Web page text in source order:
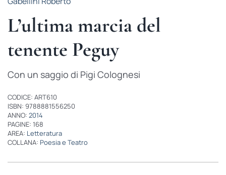
L’ultima marcia del
tenente Peguy
Con un saggio di Pigi Colognesi
CODICE: ART610
ISBN: 9788881556250
ANNO: 2014
PAGINE: 168
AREA: Letteratura
COLLANA: Poesia e Teatro